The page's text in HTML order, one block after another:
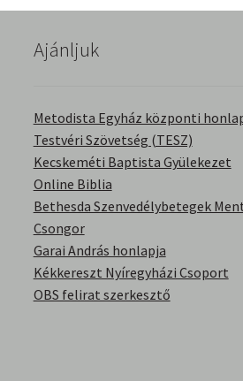
English Bible Talks with Granville
Képek
Kitekintés
Könyvtár
Család-Házasság
Életrajzok-Regények
Ajánljuk
Metodista Egyház központi
Testvéri Szövetség (TESZ)
Kecskeméti Baptista Gyülekezet
Online Biblia
Bethesda Szenvedélybetegek
Csongor
Garai András honlapja
Kékkereszt Nyíregyházi Csoport
OBS felirat szerkesztő